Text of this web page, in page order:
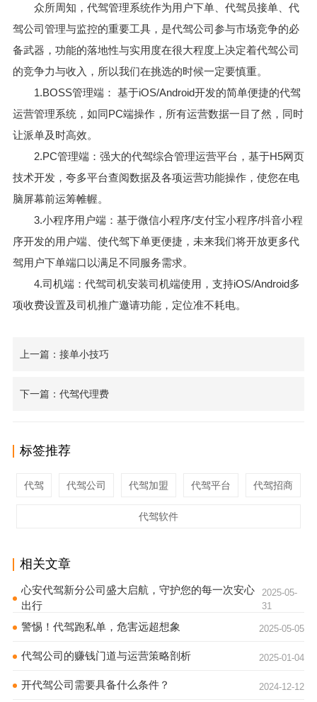
众所周知，代驾管理系统作为用户下单、代驾员接单、代
驾公司管理与监控的重要工具，是代驾公司参与市场竞争的必
备武器，功能的落地性与实用度在很大程度上决定着代驾公司
的竞争力与收入，所以我们在挑选的时候一定要慎重。
1.BOSS管理端： 基于iOS/Android开发的简单便捷的代驾
运营管理系统，如同PC端操作，所有运营数据一目了然，同时
让派单及时高效。
2.PC管理端：强大的代驾综合管理运营平台，基于H5网页
技术开发，夸多平台查阅数据及各项运营功能操作，使您在电
脑屏幕前运筹帷幄。
3.小程序用户端：基于微信小程序/支付宝小程序/抖音小程
序开发的用户端、使代驾下单更便捷，未来我们将开放更多代
驾用户下单端口以满足不同服务需求。
4.司机端：代驾司机安装司机端使用，支持iOS/Android多
项收费设置及司机推广邀请功能，定位准不耗电。
上一篇：接单小技巧
下一篇：代驾代理费
标签推荐
代驾 代驾公司 代驾加盟 代驾平台 代驾招商
代驾软件
相关文章
心安代驾新分公司盛大启航，守护您的每一次安心
出行
2025-05-
31
警惕！代驾跑私单，危害远超想象 2025-05-05
代驾公司的赚钱门道与运营策略剖析 2025-01-04
开代驾公司需要具备什么条件？ 2024-12-12